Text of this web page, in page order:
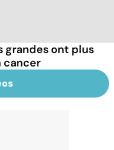
grandes ont plus
cancer